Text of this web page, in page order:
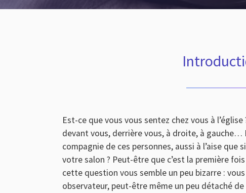
Est-ce que vous vous sentez chez vous à
devant vous, derrière vous, à droite, à gauche…
compagnie de ces personnes, aussi à l’aise que
votre salon ? Peut-être que c’est la première
cette question vous semble un peu bizarre :
observateur, peut-être même un peu détaché